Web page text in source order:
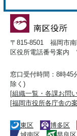
〒815-8501 福岡市
区役所電話番号案内
窓口受付時間：8時45
除く)
[組織一覧・各課お問
[福岡市役所各庁舎の
東区 博多区